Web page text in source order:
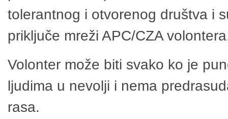
tolerantnog i otvorenog društva i
priključe mreži APC/CZA
Volonter može biti svako ko je
ljudima u nevolji i nema
rasa.